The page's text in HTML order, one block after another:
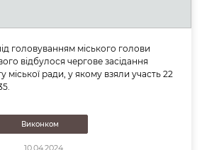
головуванням міського голови
відбулося чергове засідання
міської ради, у якому взяли участь 22
Виконком
10.04.2024